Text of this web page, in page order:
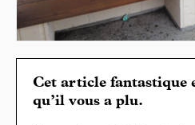
Cet article fantastique
qu’il vous a plu.